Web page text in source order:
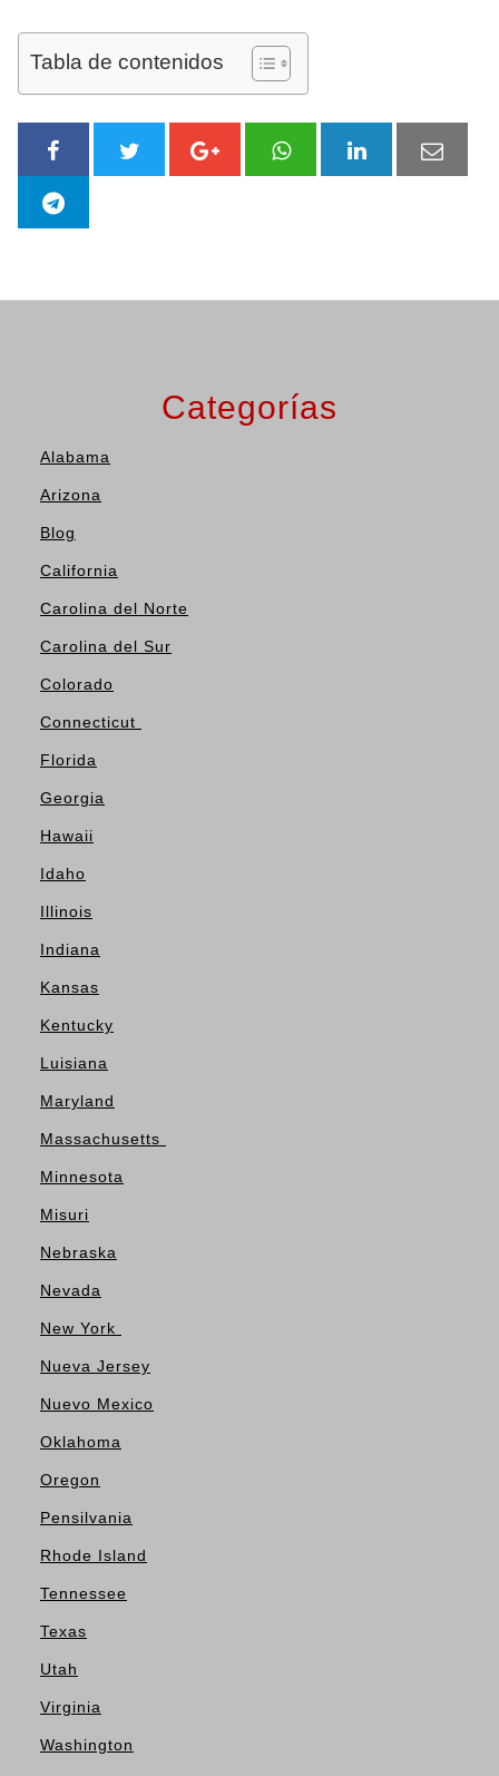
Tabla de contenidos
Categorías
Alabama
Arizona
Blog
California
Carolina del Norte
Carolina del Sur
Colorado
Connecticut
Florida
Georgia
Hawaii
Idaho
Illinois
Indiana
Kansas
Kentucky
Luisiana
Maryland
Massachusetts
Minnesota
Misuri
Nebraska
Nevada
New York
Nueva Jersey
Nuevo Mexico
Oklahoma
Oregon
Pensilvania
Rhode Island
Tennessee
Texas
Utah
Virginia
Washington